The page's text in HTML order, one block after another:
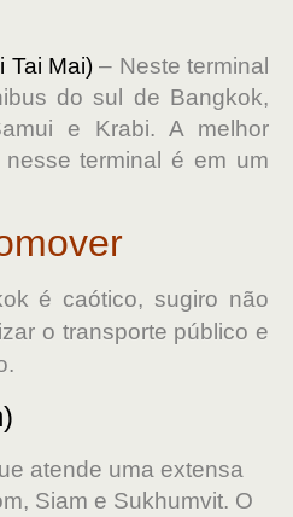
Tai Mai) – Neste terminal
do sul de Bangkok,
e Krabi. A melhor
terminal é em um
é caótico, sugiro não
o transporte público e
atende uma extensa
Siam e Sukhumvit. O